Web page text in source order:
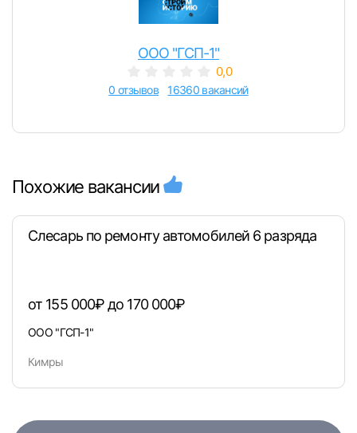
Войти
ООО "ГСП-1"
0,0
0 отзывов 16360 вакансий
Похожие вакансии
Слесарь по ремонту автомобилей 6 разряда
от 155 000₽ до 170 000₽
ООО "ГСП-1"
Кимры